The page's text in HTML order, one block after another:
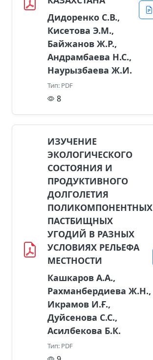
Дидоренко С.В.,
Кисетова Э.М.,
Байжанов Ж.Р.,
Андрамбаева Н.С.,
Наурызбаева Ж.И.
Тип: PDF
8
ИЗУЧЕНИЕ
ЭКОЛОГИЧЕСКОГО
СОСТОЯНИЯ И
ПРОДУКТИВНОГО
ДОЛГОЛЕТИЯ
ПОЛИКОМПОНЕНТНЫХ
ПАСТБИЩНЫХ
УГОДИЙ В РАЗНЫХ
УСЛОВИЯХ РЕЛЬЕФА
МЕСТНОСТИ
Кашкаров А.А.,
Рахманбердиева Ж.Н.,
Икрамов И.Ғ.,
Дуйсенова С.С.,
Асилбекова Б.К.
Тип: PDF